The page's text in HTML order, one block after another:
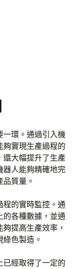
一環。通過引入機
夠實現生產過程的
還大幅提升了生產
器人能夠精確地完
質量。
程的實時監控。通
的各種數據，並通
提高生產效率，
色製造。
已經取得了一定的